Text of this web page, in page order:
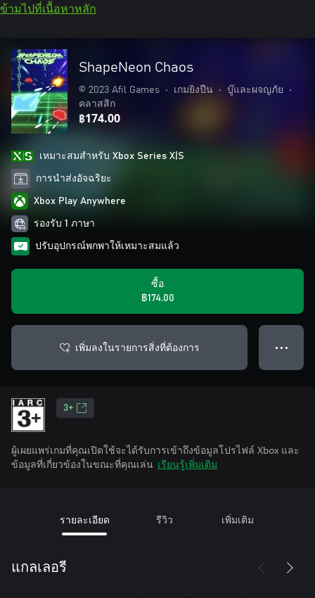
ข้ามไปที่เนื้อหาหลัก
ShapeNeon Chaos
© 2023 Afil Games • เกมยิงปืน • บู๊และผจญภัย
•
คลาสสิก
฿174.00
เหมาะสมสําหรับ Xbox Series X|S
การนำส่งอัจฉริยะ
Xbox Play Anywhere
รองรับ 1 ภาษา
ปรับอุปกรณ์พกพาให้เหมาะสมแล้ว
ซื้อ
฿174.00
เพิ่มลงในรายการสิ่งที่ต้องการ ● ● ●
3+
ผู้เผยแพร่เกมที่คุณเปิดใช้จะได้รับการเข้าถึงข้อมูลโปรไฟล์ Xbox และ
ข้อมูลที่เกี่ยวข้องในขณะที่คุณเล่น เรียนรู้เพิ่มเติม
รายละเอียด รีวิว เพิ่มเติม
แกลเลอรี